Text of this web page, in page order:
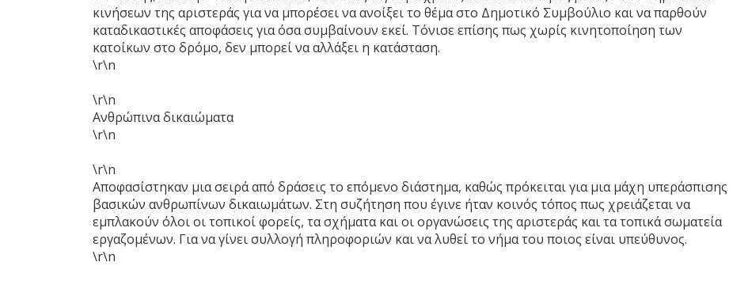
κινήσεων της αριστεράς για να μπορέσει να ανοίξει το θέμα στο Δημοτικό Συμβούλιο και να παρθούν
καταδικαστικές αποφάσεις για όσα συμβαίνουν εκεί. Τόνισε επίσης πως χωρίς κινητοποίηση των
κατοίκων στο δρόμο, δεν μπορεί να αλλάξει η κατάσταση.
\r\n
\r\n
Ανθρώπινα δικαιώματα
\r\n
\r\n
Αποφασίστηκαν μια σειρά από δράσεις το επόμενο διάστημα, καθώς πρόκειται για μια μάχη υπεράσπισης
βασικών ανθρωπίνων δικαιωμάτων. Στη συζήτηση που έγινε ήταν κοινός τόπος πως χρειάζεται να
εμπλακούν όλοι οι τοπικοί φορείς, τα σχήματα και οι οργανώσεις της αριστεράς και τα τοπικά σωματεία
εργαζομένων. Για να γίνει συλλογή πληροφοριών και να λυθεί το νήμα του ποιος είναι υπεύθυνος.
\r\n